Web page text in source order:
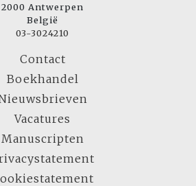
2000 Antwerpen
België
03-3024210
Contact
Boekhandel
Vacatures
Manuscripten